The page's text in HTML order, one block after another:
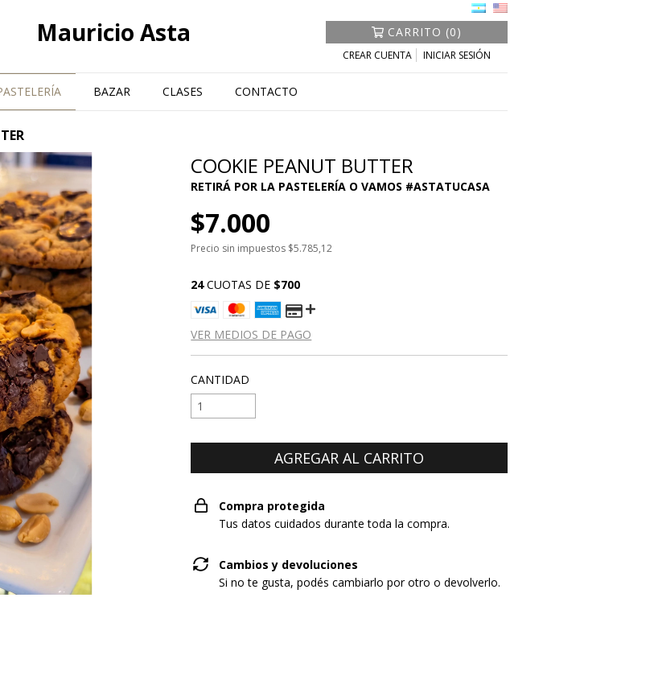
Mauricio Asta CARRITO (0)
CREAR CUENTA INICIAR SESIÓN
BAZAR CLASES CONTACTO
COOKIE PEANUT BUTTER
$7.000
Precio sin impuestos $5.785,12
24 CUOTAS DE $700
VER MEDIOS DE PAGO
CANTIDAD
Compra protegida
Tus datos cuidados durante toda la compra.
Cambios y devoluciones
Si no te gusta, podés cambiarlo por otro o devolverlo.